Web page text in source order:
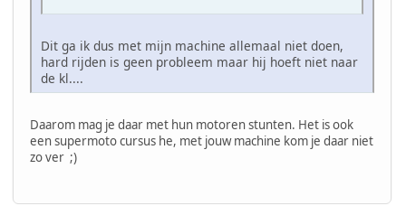
Dit ga ik dus met mijn machine allemaal niet doen,
hard rijden is geen probleem maar hij hoeft niet naar
de kl....
Daarom mag je daar met hun motoren stunten. Het is ook
een supermoto cursus he, met jouw machine kom je daar niet
zo ver ;)